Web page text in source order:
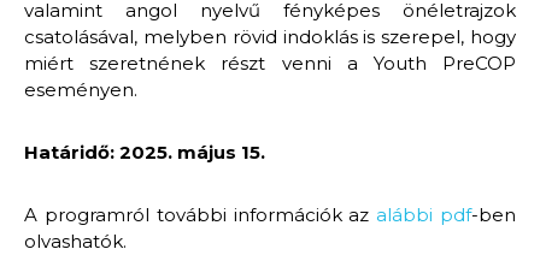
valamint angol nyelvű fényképes önéletrajzok
csatolásával, melyben rövid indoklás is szerepel, hogy
miért szeretnének részt venni a Youth PreCOP
eseményen.
Határidő: 2025. május 15.
A programról további információk az alábbi pdf-ben
olvashatók.